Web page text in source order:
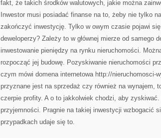
fakt, że takich środków walutowych, jakie można
Inwestor musi posiadać finanse na to, żeby nie tylko
zakończyć inwestycję. Tylko w owym czasie pojawi
deweloperzy? Zależy to w głównej mierze od samego
inwestowanie pieniędzy na rynku nieruchomości.
rozpocząć jej budowę. Pozyskiwanie nieruchomości
czym mówi domena internetowa http://nieruchomosci-
przyznane jest na sprzedaż czy również na wynajem,
czerpie profity. A o to jakkolwiek chodzi, aby
przyjemności. Pragnie na takiej inwestycji wzbogacić
przypadkach udaje się to.